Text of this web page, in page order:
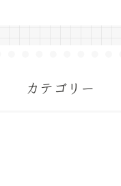
カテゴリー